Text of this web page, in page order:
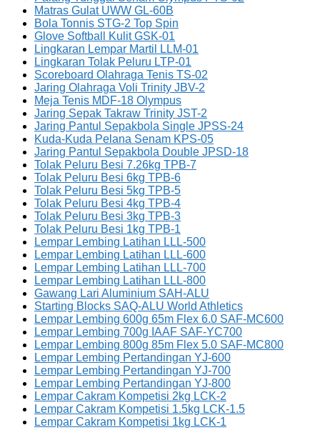
Matras Gulat UWW GL-60B
Bola Tonnis STG-2 Top Spin
Glove Softball Kulit GSK-01
Lingkaran Lempar Martil LLM-01
Lingkaran Tolak Peluru LTP-01
Scoreboard Olahraga Tenis TS-02
Jaring Olahraga Voli Trinity JBV-2
Meja Tenis MDF-18 Olympus
Jaring Sepak Takraw Trinity JST-2
Jaring Pantul Sepakbola Single JPSS-24
Kuda-Kuda Pelana Senam KPS-05
Jaring Pantul Sepakbola Double JPSD-18
Tolak Peluru Besi 7.26kg TPB-7
Tolak Peluru Besi 6kg TPB-6
Tolak Peluru Besi 5kg TPB-5
Tolak Peluru Besi 4kg TPB-4
Tolak Peluru Besi 3kg TPB-3
Tolak Peluru Besi 1kg TPB-1
Lempar Lembing Latihan LLL-500
Lempar Lembing Latihan LLL-600
Lempar Lembing Latihan LLL-700
Lempar Lembing Latihan LLL-800
Gawang Lari Aluminium SAH-ALU
Starting Blocks SAQ-ALU World Athletics
Lempar Lembing 600g 65m Flex 6.0 SAF-MC600
Lempar Lembing 700g IAAF SAF-YC700
Lempar Lembing 800g 85m Flex 5.0 SAF-MC800
Lempar Lembing Pertandingan YJ-600
Lempar Lembing Pertandingan YJ-700
Lempar Lembing Pertandingan YJ-800
Lempar Cakram Kompetisi 2kg LCK-2
Lempar Cakram Kompetisi 1.5kg LCK-1.5
Lempar Cakram Kompetisi 1kg LCK-1